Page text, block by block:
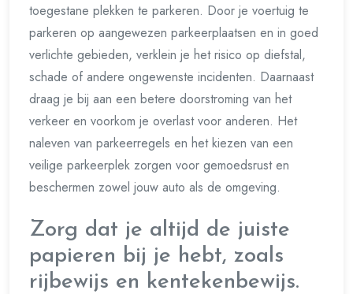
toegestane plekken te parkeren. Door je voertuig te
parkeren op aangewezen parkeerplaatsen en in goed
verlichte gebieden, verklein je het risico op diefstal,
schade of andere ongewenste incidenten. Daarnaast
draag je bij aan een betere doorstroming van het
verkeer en voorkom je overlast voor anderen. Het
naleven van parkeerregels en het kiezen van een
veilige parkeerplek zorgen voor gemoedsrust en
beschermen zowel jouw auto als de omgeving.
Zorg dat je altijd de juiste
papieren bij je hebt, zoals
rijbewijs en kentekenbewijs.